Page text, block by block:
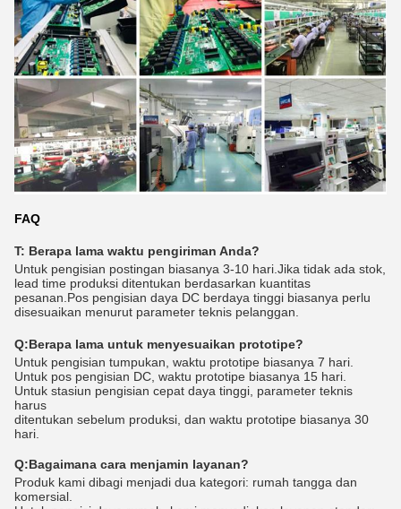
FAQ
T: Berapa lama waktu pengiriman Anda?
Untuk pengisian postingan biasanya 3-10 hari.Jika tidak ada stok,
lead time produksi ditentukan berdasarkan kuantitas
pesanan.Pos pengisian daya DC berdaya tinggi biasanya perlu
disesuaikan menurut parameter teknis pelanggan.
Q:Berapa lama untuk menyesuaikan prototipe?
Untuk pengisian tumpukan, waktu prototipe biasanya 7 hari.
Untuk pos pengisian DC, waktu prototipe biasanya 15 hari.
Untuk stasiun pengisian cepat daya tinggi, parameter teknis
harus
ditentukan sebelum produksi, dan waktu prototipe biasanya 30
hari.
Q:Bagaimana cara menjamin layanan?
Produk kami dibagi menjadi dua kategori: rumah tangga dan
komersial.